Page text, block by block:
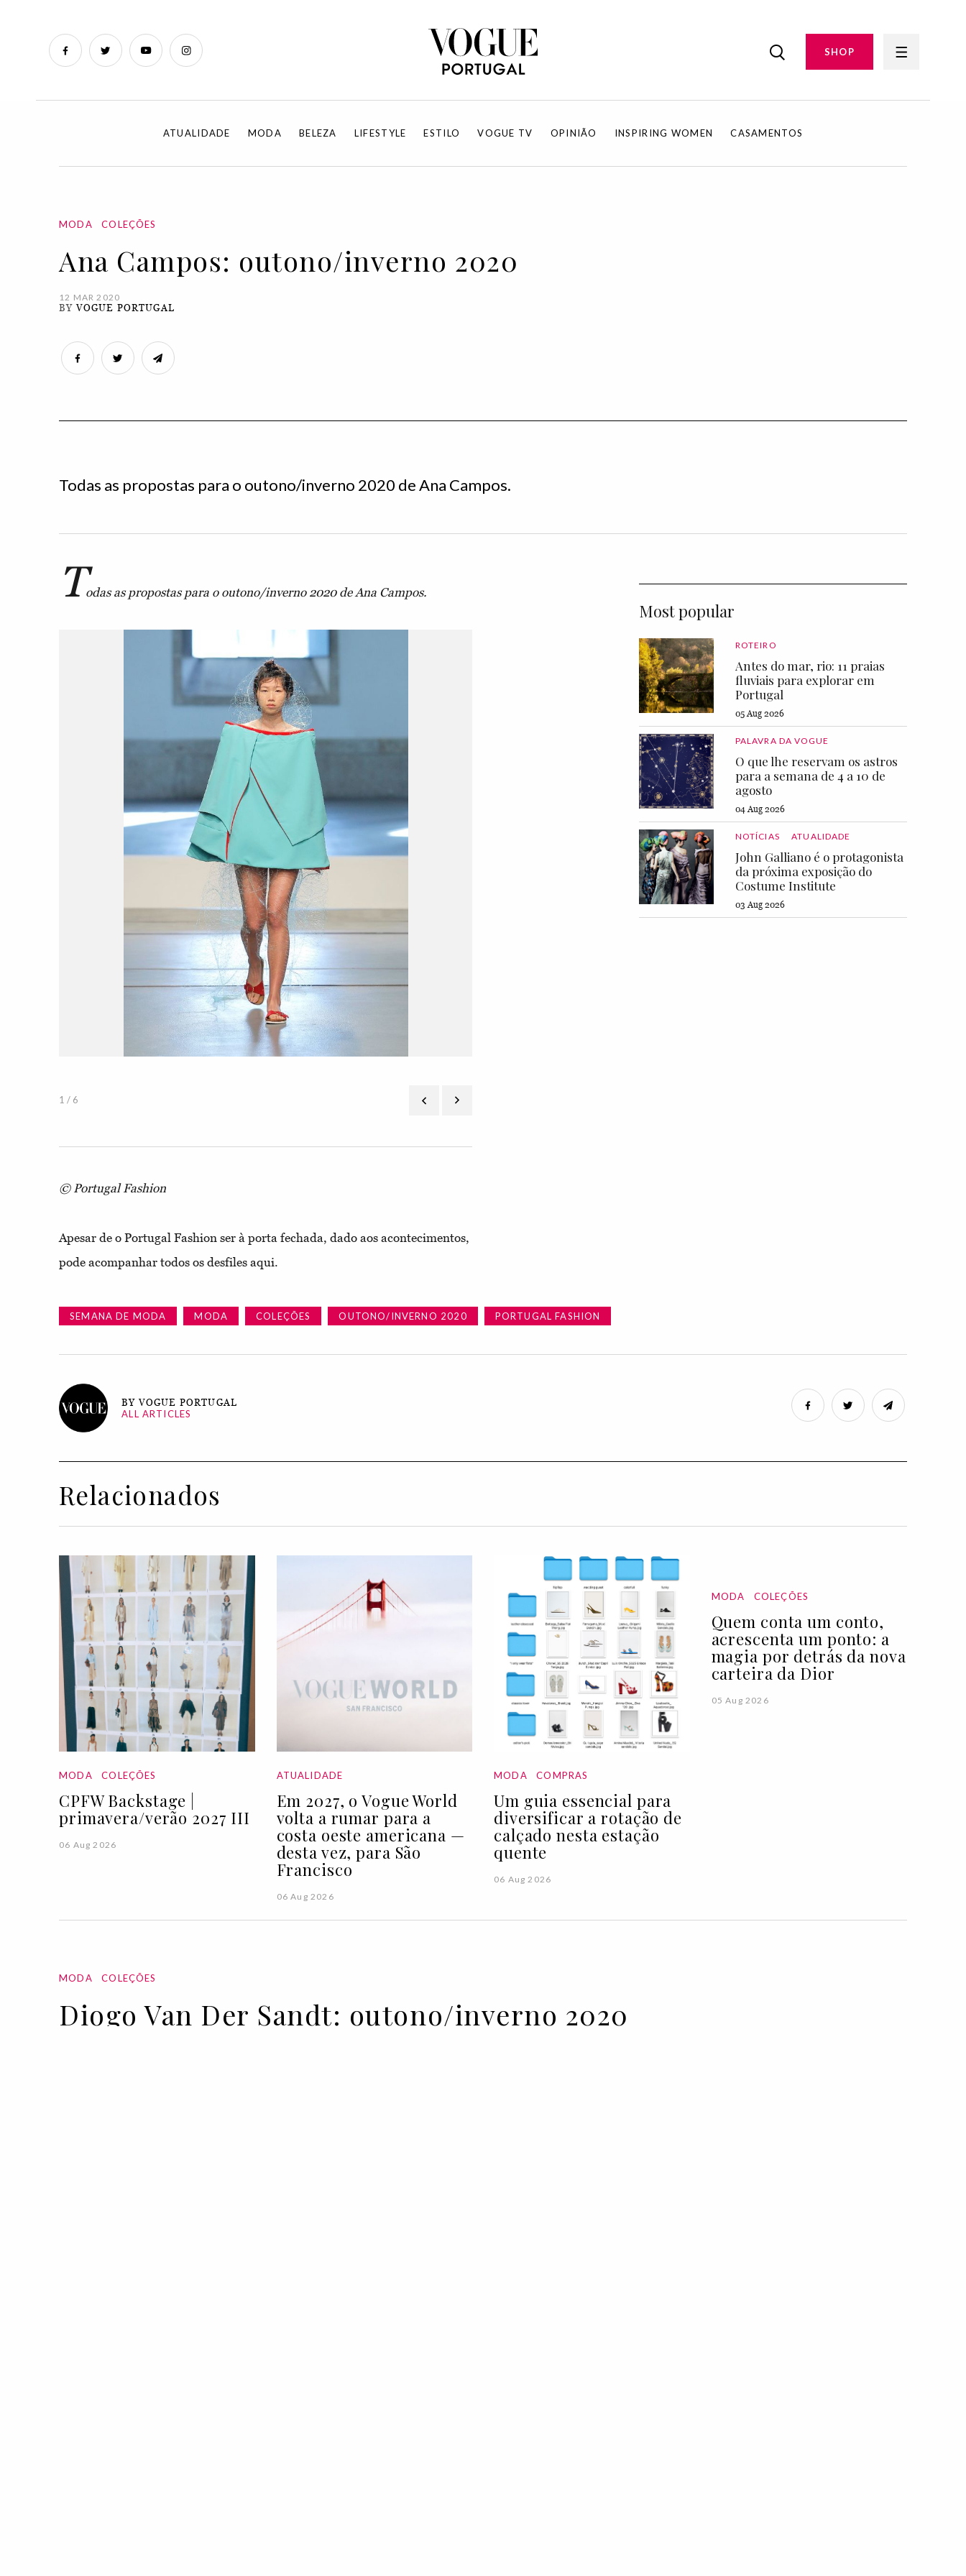
SHOP
ATUALIDADE MODA BELEZA LIFESTYLE ESTILO VOGUE TV OPINIÃO INSPIRING WOMEN CASAMENTOS
MODA COLEÇÕES
Ana Campos: outono/inverno 2020
12 MAR 2020
BYVOGUE PORTUGAL
Todas as propostas para o outono/inverno 2020 de Ana Campos.
Todas as propostas para o outono/inverno 2020 de Ana Campos.
1 / 6
© Portugal Fashion
Apesar de o Portugal Fashion ser à porta fechada, dado aos acontecimentos,
pode acompanhar todos os desfiles aqui. ​
Most popular
ROTEIRO
Antes do mar, rio: 11 praias
fluviais para explorar em
Portugal
05 Aug 2026
PALAVRA DA VOGUE
O que lhe reservam os astros
para a semana de 4 a 10 de
agosto
04 Aug 2026
NOTÍCIAS ATUALIDADE
John Galliano é o protagonista
da próxima exposição do
Costume Institute
03 Aug 2026
SEMANA DE MODA MODA COLEÇÕES OUTONO/INVERNO 2020 PORTUGAL FASHION
BY VOGUE PORTUGAL
ALL ARTICLES
Relacionados
MODA COLEÇÕES
CPFW Backstage |
primavera/verão 2027 III
06 Aug 2026
ATUALIDADE
Em 2027, o Vogue World
volta a rumar para a
costa oeste americana —
desta vez, para São
Francisco
06 Aug 2026
MODA COMPRAS
Um guia essencial para
diversificar a rotação de
calçado nesta estação
quente
06 Aug 2026
MODA COLEÇÕES
Quem conta um conto,
acrescenta um ponto: a
magia por detrás da nova
carteira da Dior
05 Aug 2026
MODA COLEÇÕES
Diogo Van Der Sandt: outono/inverno 2020